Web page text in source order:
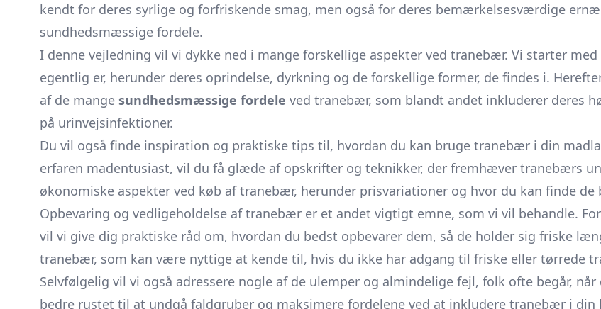
kendt for deres syrlige og forfriskende smag, men også for deres bemærkelsesværdige
sundhedsmæssige fordele.
I denne vejledning vil vi dykke ned i mange forskellige aspekter ved tranebær. Vi starter
egentlig er, herunder deres oprindelse, dyrkning og de forskellige former, de findes i.
af de mange sundhedsmæssige fordele ved tranebær, som blandt andet inkluderer deres
på urinvejsinfektioner.
Du vil også finde inspiration og praktiske tips til, hvordan du kan bruge tranebær i din
erfaren madentusiast, vil du få glæde af opskrifter og teknikker, der fremhæver tranebærs
økonomiske aspekter ved køb af tranebær, herunder prisvariationer og hvor du kan finde
Opbevaring og vedligeholdelse af tranebær er et andet vigtigt emne, som vi vil behandle.
vil vi give dig praktiske råd om, hvordan du bedst opbevarer dem, så de holder sig friske
tranebær, som kan være nyttige at kende til, hvis du ikke har adgang til friske eller tørrede
Selvfølgelig vil vi også adressere nogle af de ulemper og almindelige fejl, folk ofte begår,
bedre rustet til at undgå faldgruber og maksimere fordelene ved at inkludere tranebær i din